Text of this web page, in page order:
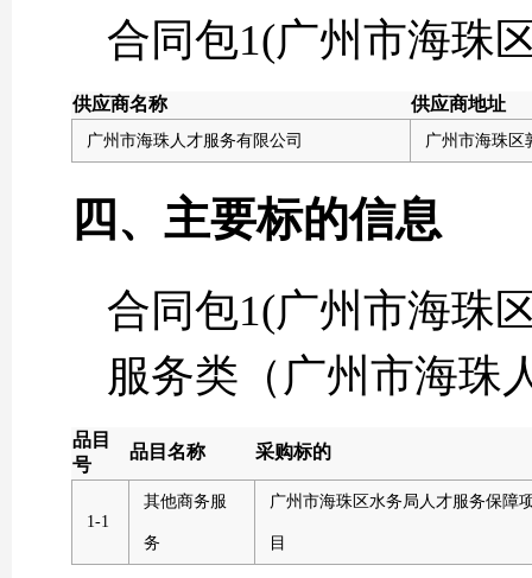
合同包1(广州市海珠
供应商名称 供应商地址
广州市海珠人才服务有限公司 广州市海珠区
四、主要标的信息
合同包1(广州市海珠
服务类（广州市海珠
品目
号
品目名称 采购标的
1-1
其他商务服
务
广州市海珠区水务局人才服务保障
目